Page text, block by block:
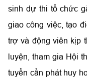
sinh dự thi tổ chức
giao công việc, tạo
trợ và động viên kịp
luyện, tham gia Hội
tuyển cần phát huy